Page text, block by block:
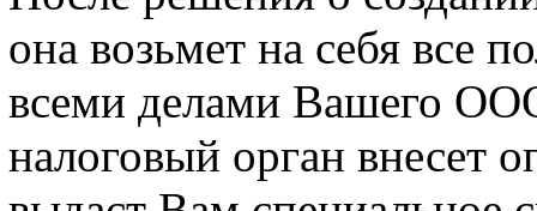
она возьмет на себя все
всеми делами Вашего
налоговый орган внесет